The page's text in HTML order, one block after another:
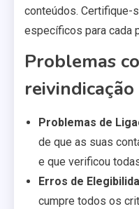
conteúdos. Certifique-
específicos para cada
Problemas
Problemas de
de que as suas
e que verificou
Erros de
cumpre todos os